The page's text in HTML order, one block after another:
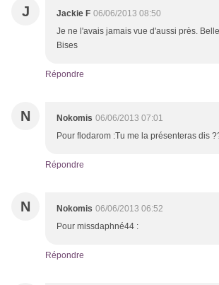
J Jackie F 06/06/2013 08:50
Je ne l'avais jamais vue d'aussi près.
Bises
Répondre
N Nokomis 06/06/2013 07:01
Pour flodarom :Tu me la présenteras dis
Répondre
N Nokomis 06/06/2013 06:52
Pour missdaphné44 :
Répondre